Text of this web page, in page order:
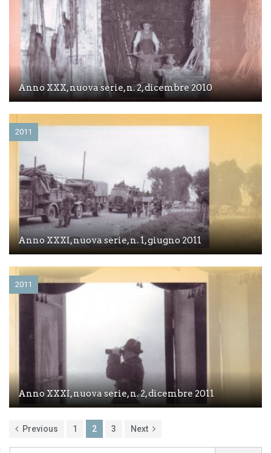
Anno XXX, nuova serie, n. 2, dicembre 2010
2011
Anno XXXI, nuova serie, n. 1, giugno 2011
2011
Anno XXXI, nuova serie, n. 2, dicembre 2011
Previous 1 2 3 Next